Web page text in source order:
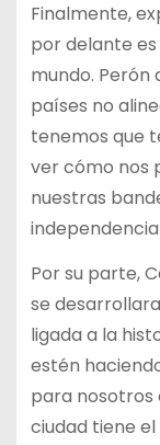
Finalmente,
por delante
mundo. Perón
países no
tenemos que
ver cómo nos
nuestras
Por su parte,
se
ligada a la
estén
para nosotros
ciudad tiene